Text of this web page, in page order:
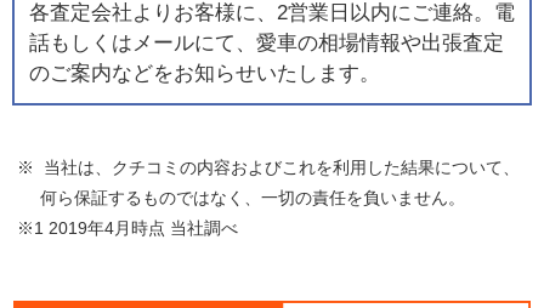
各査定会社よりお客様に、2営業日以内にご連絡。電
話もしくはメールにて、愛車の相場情報や出張査定
のご案内などをお知らせいたします。
※ 当社は、クチコミの内容およびこれを利用した結果について、
何ら保証するものではなく、一切の責任を負いません。
※1 2019年4月時点 当社調べ